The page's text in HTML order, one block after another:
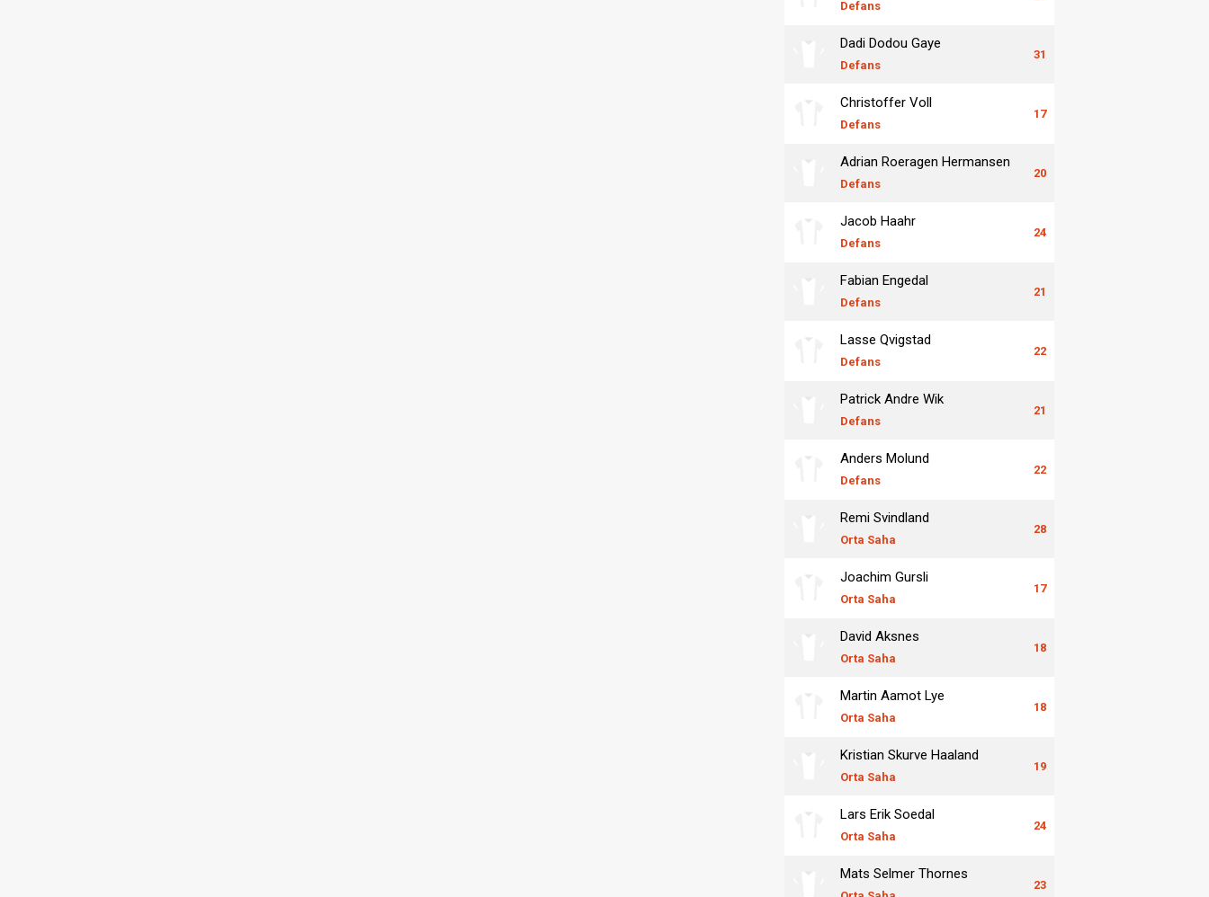
Defans
Dadi Dodou Gaye
Defans
31
Christoffer Voll
Defans
17
Adrian Roeragen Hermansen
Defans
20
Jacob Haahr
Defans
24
Fabian Engedal
Defans
21
Lasse Qvigstad
Defans
22
Patrick Andre Wik
Defans
21
Anders Molund
Defans
22
Remi Svindland
Orta Saha
28
Joachim Gursli
Orta Saha
17
David Aksnes
Orta Saha
18
Martin Aamot Lye
Orta Saha
18
Kristian Skurve Haaland
Orta Saha
19
Lars Erik Soedal
Orta Saha
24
Mats Selmer Thornes
23